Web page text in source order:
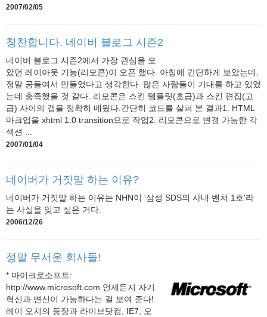
2007/02/05
칭찬합니다. 네이버 블로그 시즌2
네이버 블로그 시즌2에서 가장 관심을 모
았던 레이아웃 기능(리모콘)이 오픈 했다. 아침에 간단하게 보았는데,
정말 공들여서 만들었다고 생각한다. 많은 사람들이 기대를 하고 있었
는데 충족했을 것 같다. 리모콘은 스킨 템플릿(초급)과 스킨 편집(고
급) 사이의 갭을 정확히 메웠다.간단히 코드를 살펴 본 결과1. HTML
마크업을 xhtml 1.0 transition으로 작업2. 리모콘으로 변경 가능한 각
섹션 ...
2007/01/04
네이버가 거짓말 하는 이유?
네이버가 거짓말 하는 이유는 NHN이 '삼성 SDS의 사내 벤처 1호'라
는 사실을 잊고 싶은 거다.
2006/12/26
정말 무서운 회사들!
* 마이크로소프트:
http://www.microsoft.com 언제든지 자기
혁신과 변신이 가능하다는 걸 보여 준다!
레이 오지의 등장과 라이브닷컴, IE7, 오